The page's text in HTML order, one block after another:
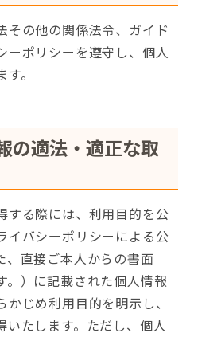
その他の関係法令、ガイド
ーポリシーを遵守し、個人
。
の適法・適正な取
する際には、利用目的を公
イバシーポリシーによる公
、直接ご本人からの書面
。）に記載された個人情報
じめ利用目的を明示し、
いたします。ただし、個人